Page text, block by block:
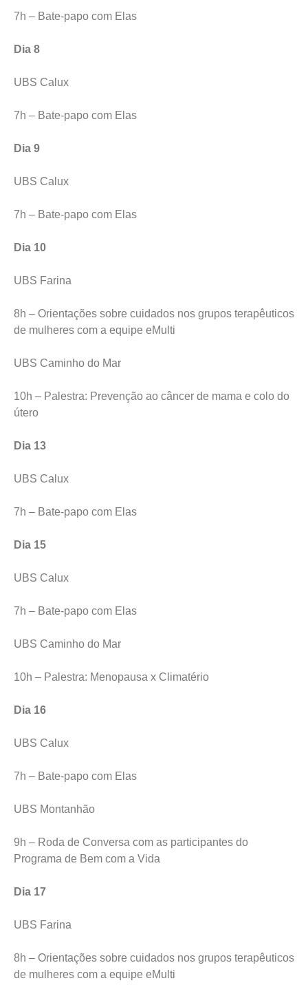
7h – Bate-papo com Elas
Dia 8
UBS Calux
7h – Bate-papo com Elas
Dia 9
UBS Calux
7h – Bate-papo com Elas
Dia 10
UBS Farina
8h – Orientações sobre cuidados nos grupos terapêuticos
de mulheres com a equipe eMulti
UBS Caminho do Mar
10h – Palestra: Prevenção ao câncer de mama e colo do
útero
Dia 13
UBS Calux
7h – Bate-papo com Elas
Dia 15
UBS Calux
7h – Bate-papo com Elas
UBS Caminho do Mar
10h – Palestra: Menopausa x Climatério
Dia 16
UBS Calux
7h – Bate-papo com Elas
UBS Montanhão
9h – Roda de Conversa com as participantes do
Programa de Bem com a Vida
Dia 17
UBS Farina
8h – Orientações sobre cuidados nos grupos terapêuticos
de mulheres com a equipe eMulti